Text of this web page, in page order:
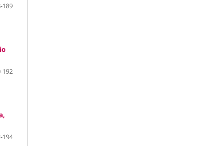
189
192
194